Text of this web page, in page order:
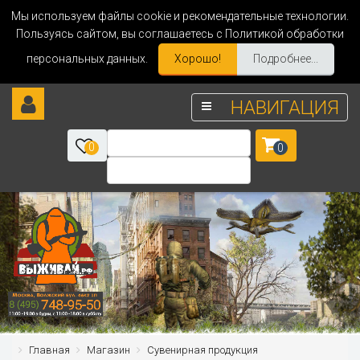
Мы используем файлы cookie и рекомендательные технологии.
Пользуясь сайтом, вы соглашаетесь с Политикой обработки
персональных данных.
Хорошо! Подробнее...
НАВИГАЦИЯ
0 0
Главная Магазин Сувенирная продукция